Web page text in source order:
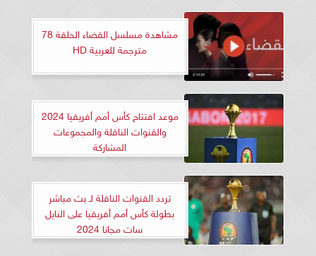
مشاهدة مسلسل القضاء الحلقة 78
مترجمة للعربية HD
موعد افتتاح كأس أمم أفريقيا 2024
والقنوات الناقلة والمجموعات
المشاركة
تردد القنوات الناقلة لـ بث مباشر
بطولة كأس أمم أفريقيا على النايل
سات مجانا 2024